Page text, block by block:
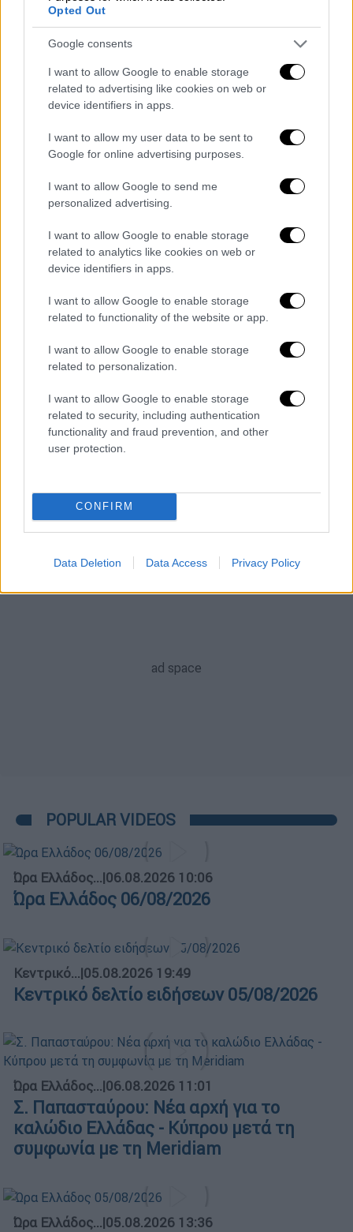
Opted Out
Google consents
I want to allow Google to enable storage
related to advertising like cookies on web or
device identifiers in apps.
I want to allow my user data to be sent to
Google for online advertising purposes.
I want to allow Google to send me
personalized advertising.
I want to allow Google to enable storage
related to analytics like cookies on web or
device identifiers in apps.
I want to allow Google to enable storage
related to functionality of the website or app.
I want to allow Google to enable storage
related to personalization.
I want to allow Google to enable storage
related to security, including authentication
functionality and fraud prevention, and other
user protection.
CONFIRM
Data Deletion Data Access Privacy Policy
Κόσμος|12.12.2018 20:43
Συνάντηση Κατρούγκαλου - Νίμιτς: Στο
«τραπέζι» Κυπριακό και Συμφωνία
Πρεσπών
Κυπριακό και το Μακεδονικό «τα
καθοριστικότερα ζητήματα που
ΑΛΛΑ #TAGS
Συμφωνία των Πρεσπών
Βόρεια Μακεδονία
Ζόραν Ζάεφ
Μακεδονικό
POPULAR VIDEOS
Ώρα Ελλάδος...|06.08.2026 10:06
Ώρα Ελλάδος 06/08/2026
Κεντρικό...|05.08.2026 19:49
Κεντρικό δελτίο ειδήσεων 05/08/2026
Ώρα Ελλάδος...|06.08.2026 11:01
Σ. Παπασταύρου: Νέα αρχή για το
καλώδιο Ελλάδας - Κύπρου μετά τη
συμφωνία με τη Meridiam
Ώρα Ελλάδος...|05.08.2026 13:36